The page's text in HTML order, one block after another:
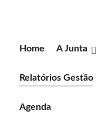
Home A Junta
Relatórios Gestão
Agenda